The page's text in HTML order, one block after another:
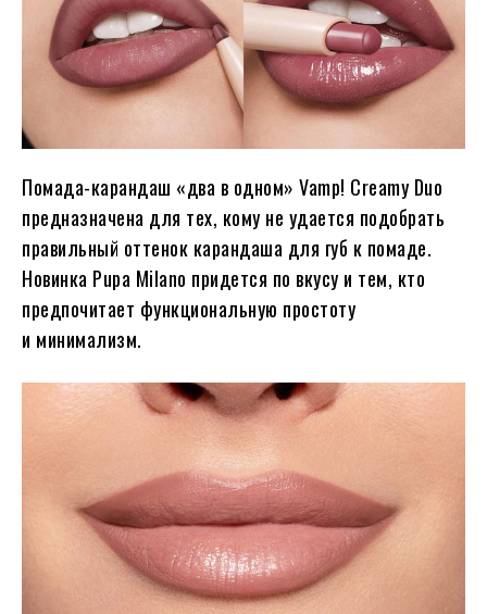
Помада-карандаш «два в одном» Vamp! Creamy Duo
предназначена для тех, кому не удается подобрать
правильный оттенок карандаша для губ к помаде.
Новинка Pupa Milano придется по вкусу и тем, кто
предпочитает функциональную простоту
и минимализм.